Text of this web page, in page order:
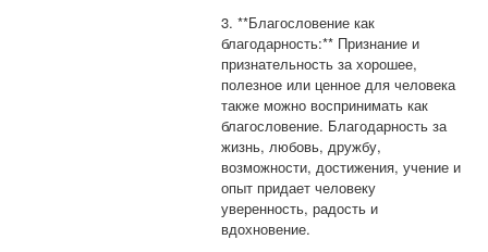
3. **Благословение как
благодарность:** Признание и
признательность за хорошее,
полезное или ценное для человека
также можно воспринимать как
благословение. Благодарность за
жизнь, любовь, дружбу,
возможности, достижения, учение и
опыт придает человеку
уверенность, радость и
вдохновение.